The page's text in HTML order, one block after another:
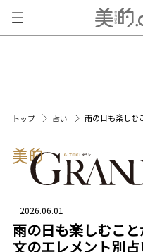
トップ 占い 雨の日も楽しむ
2026.06.01
雨の日も楽しむこ
文のエレメント別